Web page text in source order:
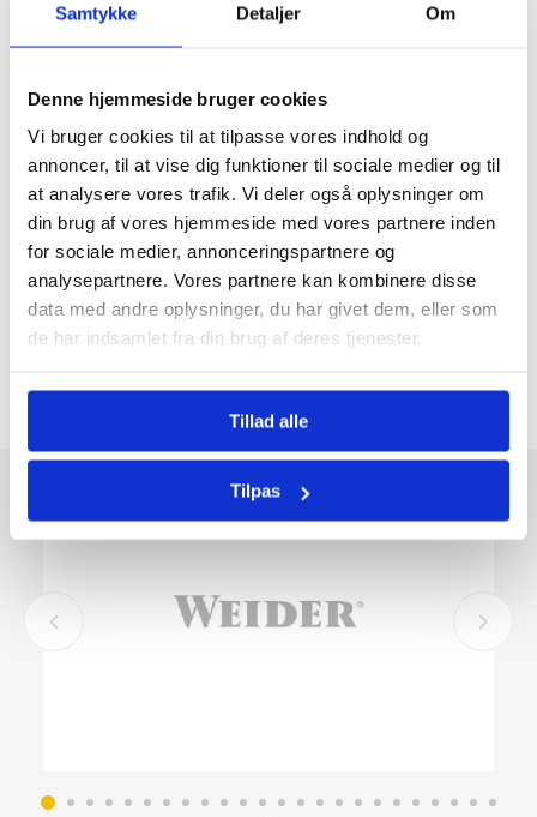
Samtykke Detaljer Om
Denne hjemmeside bruger cookies
Vi bruger cookies til at tilpasse vores indhold og
annoncer, til at vise dig funktioner til sociale medier og til
at analysere vores trafik. Vi deler også oplysninger om
din brug af vores hjemmeside med vores partnere inden
for sociale medier, annonceringspartnere og
analysepartnere. Vores partnere kan kombinere disse
data med andre oplysninger, du har givet dem, eller som
de har indsamlet fra din brug af deres tjenester.
Tillad alle
Tilpas
Varegrupper
Producenter
Populære tags